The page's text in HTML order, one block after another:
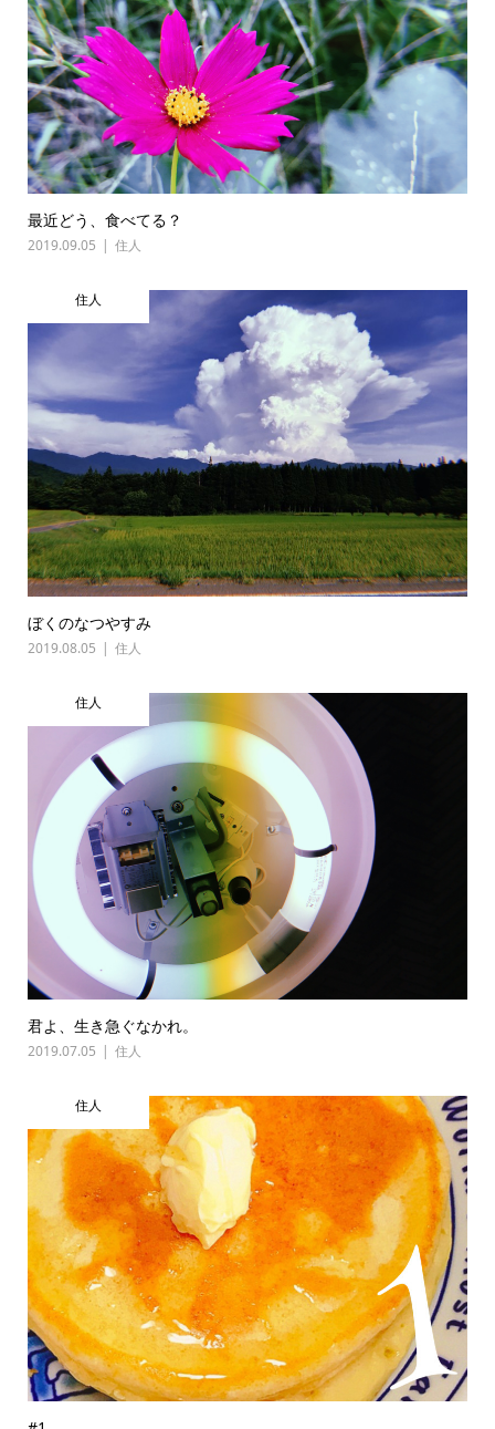
最近どう、食べてる？
2019.09.05 住人
住人
ぼくのなつやすみ
2019.08.05 住人
住人
君よ、生き急ぐなかれ。
2019.07.05 住人
住人